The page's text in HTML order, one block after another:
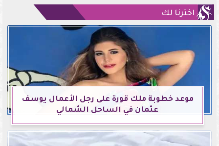
اخترنا لك
موعد خطوبة ملك قورة على رجل الأعمال يوسف
عثمان في الساحل الشمالي